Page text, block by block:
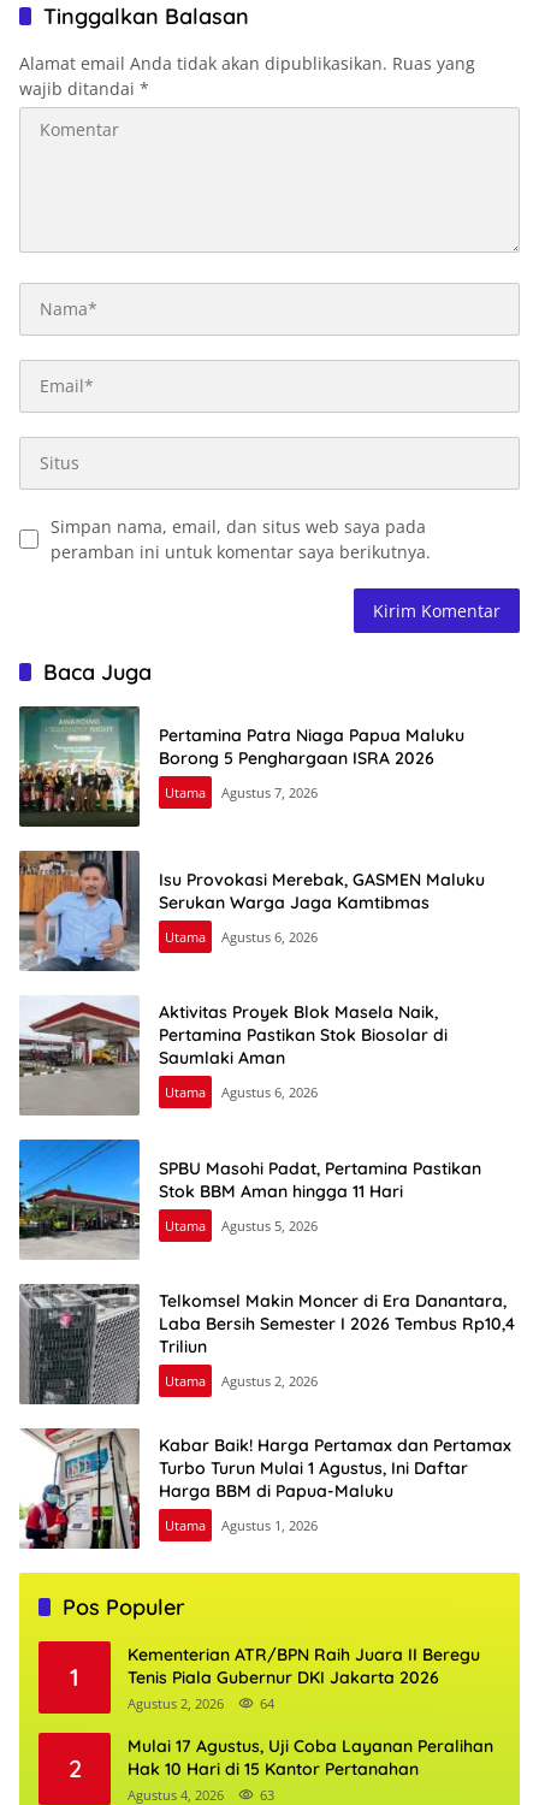
Tinggalkan Balasan
Alamat email Anda tidak akan dipublikasikan. Ruas yang
wajib ditandai *
Simpan nama, email, dan situs web saya pada
peramban ini untuk komentar saya berikutnya.
Baca Juga
Pertamina Patra Niaga Papua Maluku
Borong 5 Penghargaan ISRA 2026
Utama Agustus 7, 2026
Isu Provokasi Merebak, GASMEN Maluku
Serukan Warga Jaga Kamtibmas
Utama Agustus 6, 2026
Aktivitas Proyek Blok Masela Naik,
Pertamina Pastikan Stok Biosolar di
Saumlaki Aman
Utama Agustus 6, 2026
SPBU Masohi Padat, Pertamina Pastikan
Stok BBM Aman hingga 11 Hari
Utama Agustus 5, 2026
Telkomsel Makin Moncer di Era Danantara,
Laba Bersih Semester I 2026 Tembus Rp10,4
Triliun
Utama Agustus 2, 2026
Kabar Baik! Harga Pertamax dan Pertamax
Turbo Turun Mulai 1 Agustus, Ini Daftar
Harga BBM di Papua-Maluku
Utama Agustus 1, 2026
Pos Populer
1
Kementerian ATR/BPN Raih Juara II Beregu
Tenis Piala Gubernur DKI Jakarta 2026
Agustus 2, 2026 64
2
Mulai 17 Agustus, Uji Coba Layanan Peralihan
Hak 10 Hari di 15 Kantor Pertanahan
Agustus 4, 2026 63